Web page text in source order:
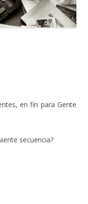
en fin para Gente
secuencia?